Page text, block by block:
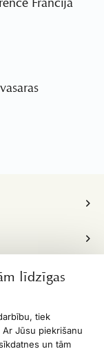
līdzīgas
tiek
Jūsu piekrišanu
un tām